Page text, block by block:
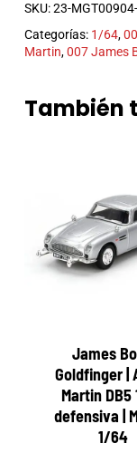
SKU:23-
Categorías: 1/64,
Martin,007 James
También
James
Goldfinger |
Martin DB5
defensiva |
1/64